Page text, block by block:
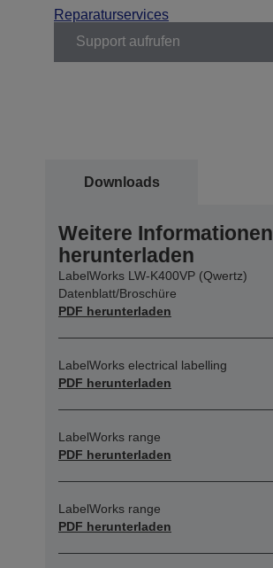
Reparaturservices
Support aufrufen
Downloads
Weitere Informationen
herunterladen
LabelWorks LW-K400VP (Qwertz)
Datenblatt/Broschüre
PDF herunterladen
LabelWorks electrical labelling
PDF herunterladen
LabelWorks range
PDF herunterladen
LabelWorks range
PDF herunterladen